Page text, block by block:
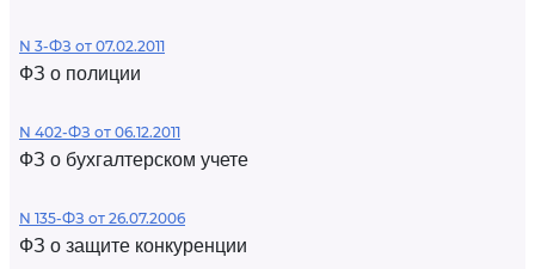
N 3-ФЗ от 07.02.2011
ФЗ о полиции
N 402-ФЗ от 06.12.2011
ФЗ о бухгалтерском учете
N 135-ФЗ от 26.07.2006
ФЗ о защите конкуренции